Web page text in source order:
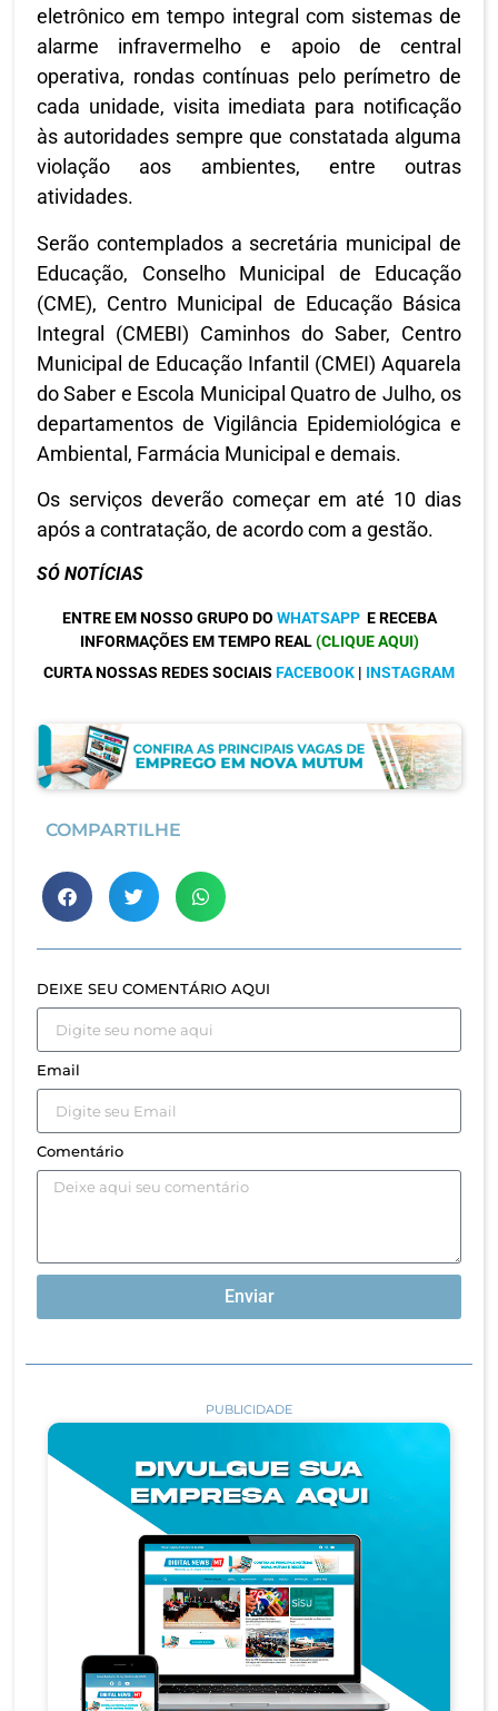
eletrônico em tempo integral com sistemas de
alarme infravermelho e apoio de central
operativa, rondas contínuas pelo perímetro de
cada unidade, visita imediata para notificação
às autoridades sempre que constatada alguma
violação aos ambientes, entre outras
atividades.
Serão contemplados a secretária municipal de
Educação, Conselho Municipal de Educação
(CME), Centro Municipal de Educação Básica
Integral (CMEBI) Caminhos do Saber, Centro
Municipal de Educação Infantil (CMEI) Aquarela
do Saber e Escola Municipal Quatro de Julho, os
departamentos de Vigilância Epidemiológica e
Ambiental, Farmácia Municipal e demais.
Os serviços deverão começar em até 10 dias
após a contratação, de acordo com a gestão.
SÓ NOTÍCIAS
ENTRE EM NOSSO GRUPO DO WHATSAPP E RECEBA
INFORMAÇÕES EM TEMPO REAL(CLIQUE AQUI)
CURTA NOSSAS REDES SOCIAIS FACEBOOK | INSTAGRAM
COMPARTILHE
DEIXE SEU COMENTÁRIO AQUI
Email
Comentário
Enviar
PUBLICIDADE